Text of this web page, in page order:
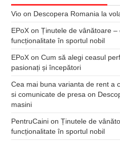
Vio on Descopera Romania la
EPoX onȚinutele de vânătoare
funcționalitate în sportul nobil
EPoX onCum să alegi ceasul
pasionați și începători
Cea mai buna varianta de rent a
si comunicate de presa on
masini
PentruCaini onȚinutele de
funcționalitate în sportul nobil